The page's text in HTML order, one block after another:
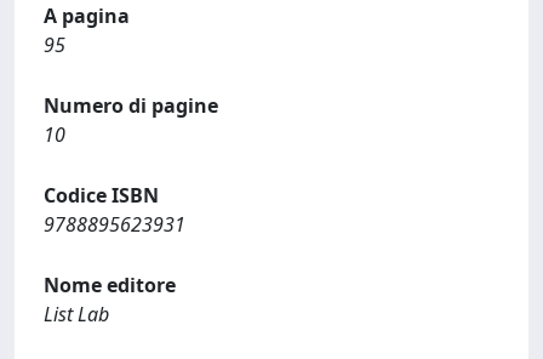
A pagina
95
Numero di pagine
10
Codice ISBN
9788895623931
Nome editore
List Lab